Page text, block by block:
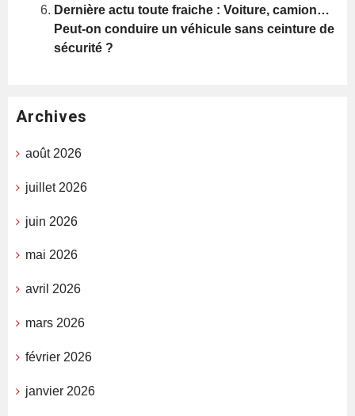
Dernière actu toute fraiche : Voiture, camion…
Peut-on conduire un véhicule sans ceinture de
sécurité ?
Archives
août 2026
juillet 2026
juin 2026
mai 2026
avril 2026
mars 2026
février 2026
janvier 2026